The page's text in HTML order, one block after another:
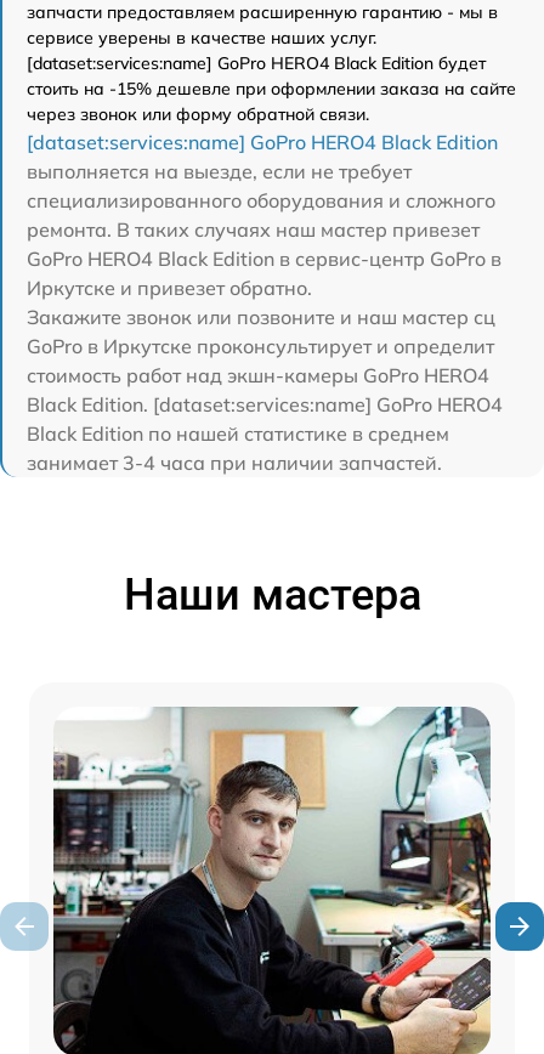
запчасти предоставляем расширенную гарантию - мы в
сервисе уверены в качестве наших услуг.
[dataset:services:name] GoPro HERO4 Black Edition будет
стоить на -15% дешевле при оформлении заказа на сайте
через звонок или форму обратной связи.
[dataset:services:name] GoPro HERO4 Black Edition
выполняется на выезде, если не требует
специализированного оборудования и сложного
ремонта. В таких случаях наш мастер привезет
GoPro HERO4 Black Edition в сервис-центр GoPro в
Иркутске и привезет обратно.
Закажите звонок или позвоните и наш мастер сц
GoPro в Иркутске проконсультирует и определит
стоимость работ над экшн-камеры GoPro HERO4
Black Edition. [dataset:services:name] GoPro HERO4
Black Edition по нашей статистике в среднем
занимает 3-4 часа при наличии запчастей.
Наши мастера